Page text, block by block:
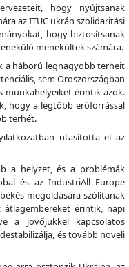
hogy nyújtsanak
az ITUC ukrán szolidaritási
hogy biztosítsanak
menekültek számára.
a háború legnagyobb terheit
sem Oroszországban
munkahelyeiket érintik azok.
hogy a legtöbb erőforrással
terhét.
utasította el az
a helyzet, és a problémák
és az IndustriAll Europe
megoldására szólítanak
átlagembereket érintik, napi
a jövőjükkel kapcsolatos
és tovább növeli